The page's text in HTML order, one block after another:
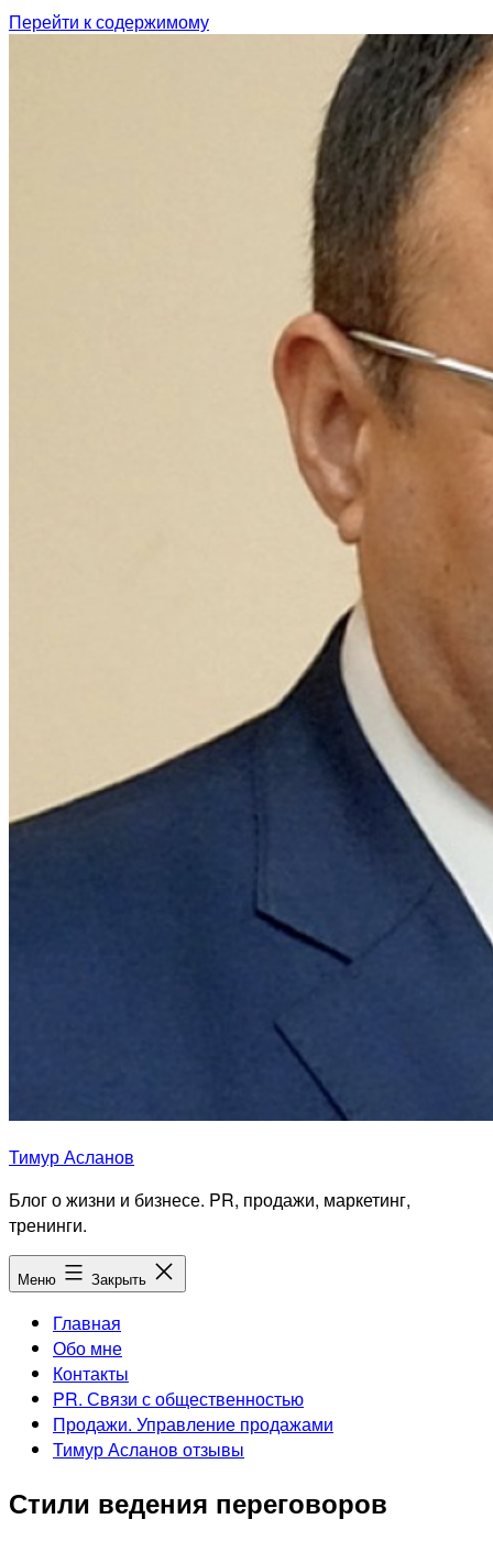
Перейти к содержимому
Тимур Асланов
Блог о жизни и бизнесе. PR, продажи, маркетинг,
тренинги.
Меню Закрыть
Главная
Обо мне
Контакты
PR. Связи с общественностью
Продажи. Управление продажами
Тимур Асланов отзывы
Стили ведения переговоров